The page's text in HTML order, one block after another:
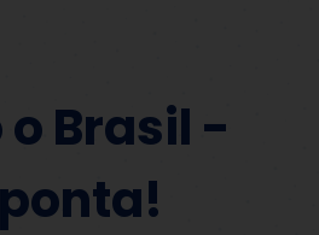
Brasil -